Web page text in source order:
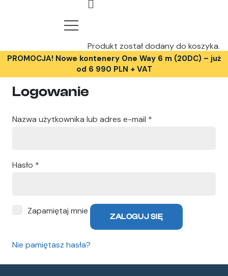
Produkt został dodany do koszyka.
PROMOCJA! Nowe kontenery One Way 6 m (20DC) – już
od 6 990 PLN + VAT
Logowanie
Nazwa użytkownika lub adres e-mail *
Hasło *
Zapamiętaj mnie
ZALOGUJ SIĘ
Nie pamiętasz hasła?